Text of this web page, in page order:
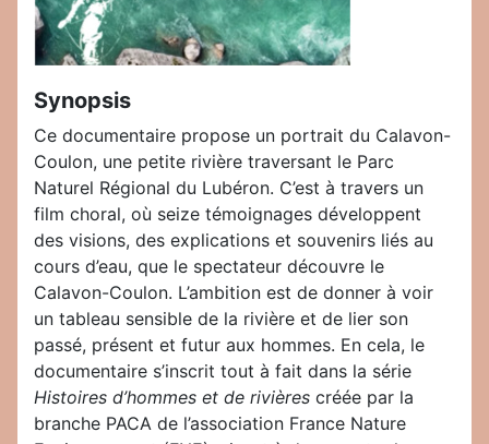
Synopsis
Ce documentaire propose un portrait du Calavon-
Coulon, une petite rivière traversant le Parc
Naturel Régional du Lubéron. C’est à travers un
film choral, où seize témoignages développent
des visions, des explications et souvenirs liés au
cours d’eau, que le spectateur découvre le
Calavon-Coulon. L’ambition est de donner à voir
un tableau sensible de la rivière et de lier son
passé, présent et futur aux hommes. En cela, le
documentaire s’inscrit tout à fait dans la série
Histoires d’hommes et de rivières créée par la
branche PACA de l’association France Nature